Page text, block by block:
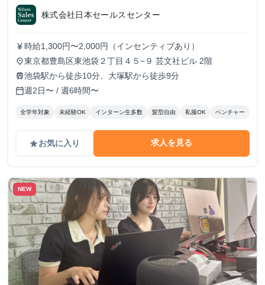
せんか？ ※当社直結内定あり #学歴不問 #未経験
可 #1.2年生可 - 株式会社日本セールスセンター
の長期・有給インターンシップ
株式会社日本セールスセンター
currency_yen 時給1,300円〜2,000円（インセンティブあり）
place東京都豊島区東池袋２丁目４５−９ 芸文社ビル 2階
train池袋駅から徒歩10分、大塚駅から徒歩9分
calendar_today週2日〜 / 週6時間〜
全学年対象 未経験OK インターン生多数 髪型自由 私服OK ベンチャー
gradeお気に入り 求人を見る
NEW